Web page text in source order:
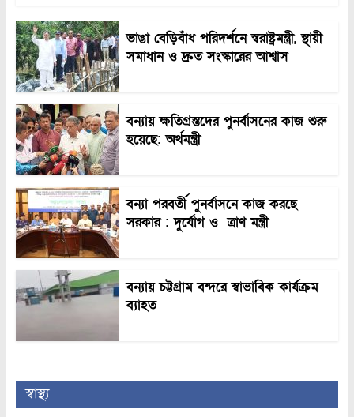
ভাঙা বেড়িবাঁধ পরিদর্শনে স্বরাষ্ট্রমন্ত্রী, স্থায়ী
সমাধান ও দ্রুত সংস্কারের আশ্বাস
বন্যায় ক্ষতিগ্রস্তদের পুনর্বাসনের কাজ শুরু
হয়েছে: অর্থমন্ত্রী
বন্যা পরবর্তী পুনর্বাসনে কাজ করছে
সরকার : দুর্যোগ ও ত্রাণ মন্ত্রী
বন্যায় চট্টগ্রাম বন্দরে স্বাভাবিক কার্যক্রম
ব্যাহত
স্বাস্থ্য